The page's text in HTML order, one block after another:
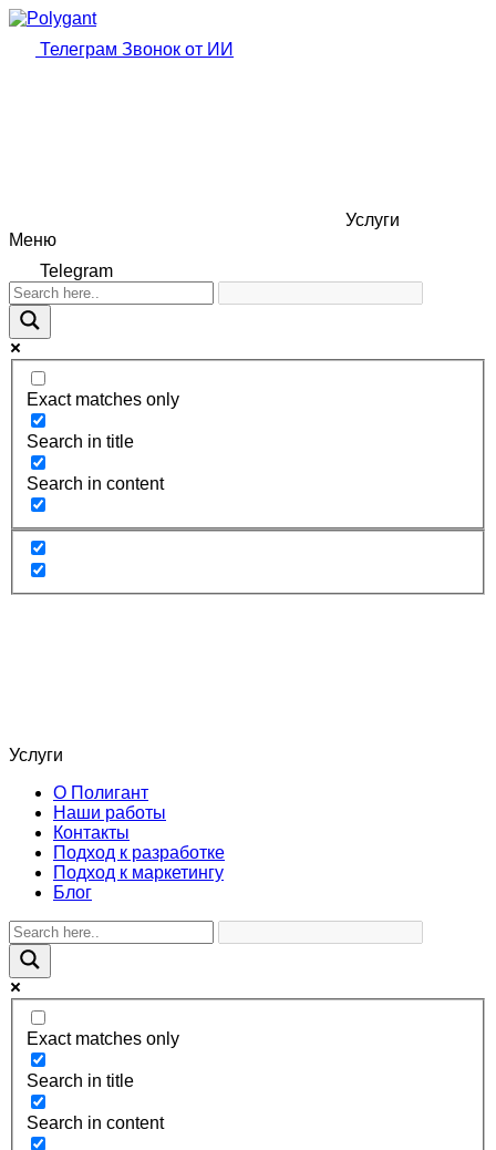
Телеграм Звонок от ИИ
Услуги
Меню
Telegram
Exact matches only
Search in title
Search in content
Услуги
О Полигант
Наши работы
Контакты
Подход к разработке
Подход к маркетингу
Блог
Exact matches only
Search in title
Search in content